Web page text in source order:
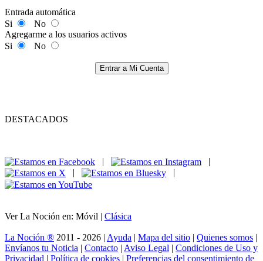
Entrada automática
Si
No
Agregarme a los usuarios activos
Si
No
Entrar a Mi Cuenta
DESTACADOS
|
|
|
|
Ver La Noción en: Móvil | Clásica
La Noción ® 2011 - 2026 | Ayuda | Mapa del sitio | Quienes somos |
Envíanos tu Noticia | Contacto | Aviso Legal | Condiciones de Uso y
Privacidad | Política de cookies | Preferencias del consentimiento de